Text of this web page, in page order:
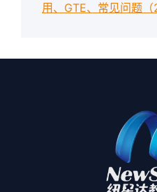
用、GTE、常见问题（